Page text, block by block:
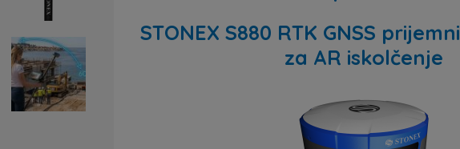
STONEX S880 RTK GNSS
za AR iskolčenje